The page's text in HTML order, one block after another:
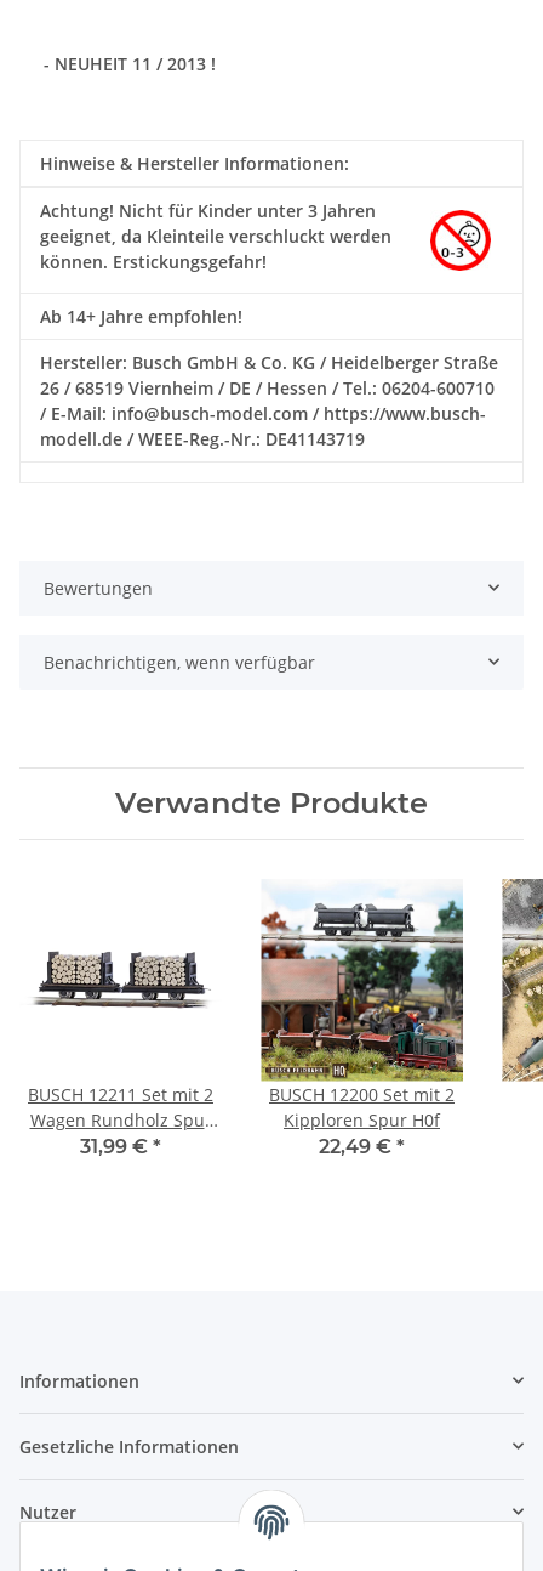
- NEUHEIT 11 / 2013 !
Hinweise & Hersteller Informationen:
Achtung! Nicht für Kinder unter 3 Jahren
geeignet, da Kleinteile verschluckt werden
können. Erstickungsgefahr!
Ab 14+ Jahre empfohlen!
Hersteller: Busch GmbH & Co. KG / Heidelberger Straße
26 / 68519 Viernheim / DE / Hessen / Tel.: 06204-600710
/ E-Mail: info@busch-model.com / https://www.busch-
modell.de / WEEE-Reg.-Nr.: DE41143719
Bewertungen
Benachrichtigen, wenn verfügbar
Verwandte Produkte
BUSCH 12211 Set mit 2
Wagen Rundholz Spur
H0f
31,99 € *
BUSCH 12200 Set mit 2
Kipploren Spur H0f
22,49 € *
Informationen
Gesetzliche Informationen
Nutzer